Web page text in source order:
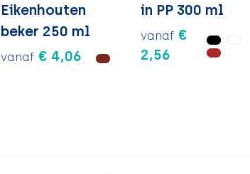
Eikenhouten
beker 250 ml
vanaf € 4,06
in PP 300 ml
vanaf €
2,56